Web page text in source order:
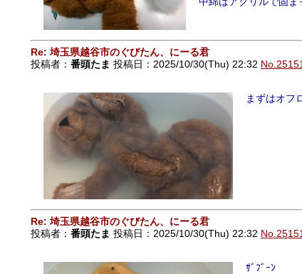
Re: 埼玉県越谷市のぐびたん、にーる君
投稿者： 番頭たま 投稿日：2025/10/30(Thu) 22:32
まずはオフ
Re: 埼玉県越谷市のぐびたん、にーる君
投稿者： 番頭たま 投稿日：2025/10/30(Thu) 22:32
ｻﾞﾌﾞｰﾝ